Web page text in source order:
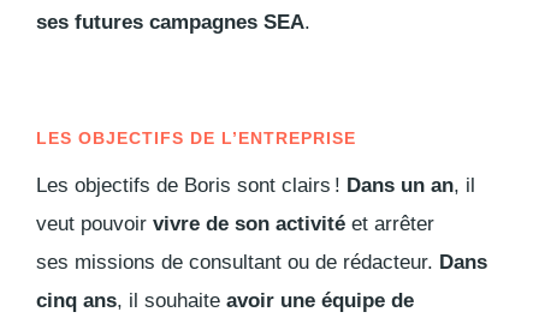
ses futures campagnes SEA.
LES OBJECTIFS DE L’ENTREPRISE
Les objectifs de Boris sont clairs ! Dans un an, il
veut pouvoir vivre de son activité et arrêter
ses missions de consultant ou de rédacteur. Dans
cinq ans, il souhaite avoir une équipe de